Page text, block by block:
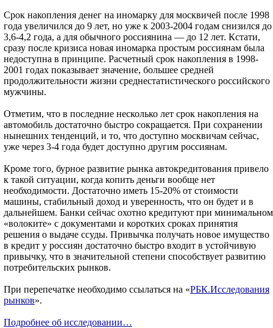
Срок накопления денег на иномарку для москвичей после 1998
года увеличился до 9 лет, но уже к 2003-2004 годам снизился до
3,6-4,2 года, а для обычного россиянина — до 12 лет. Кстати,
сразу после кризиса новая иномарка простым россиянам была
недоступна в принципе. Расчетный срок накопления в 1998-
2001 годах показывает значение, большее средней
продолжительности жизни среднестатистического российского
мужчины.
Отметим, что в последние несколько лет срок накопления на
автомобиль достаточно быстро сокращается. При сохранении
нынешних тенденций, и то, что доступно москвичам сейчас,
уже через 3-4 года будет доступно другим россиянам.
Кроме того, бурное развитие рынка автокредитования привело
к такой ситуации, когда копить деньги вообще нет
необходимости. Достаточно иметь 15-20% от стоимости
машины, стабильный доход и уверенность, что он будет и в
дальнейшем. Банки сейчас охотно кредитуют при минимальном
«волоките» с документами и коротких сроках принятия
решения о выдаче ссуды. Привычка получать новое имущество
в кредит у россиян достаточно быстро входит в устойчивую
привычку, что в значительной степени способствует развитию
потребительских рынков.
При перепечатке необходимо ссылаться на «РБК.Исследования
рынков».
Подробнее об исследовании…